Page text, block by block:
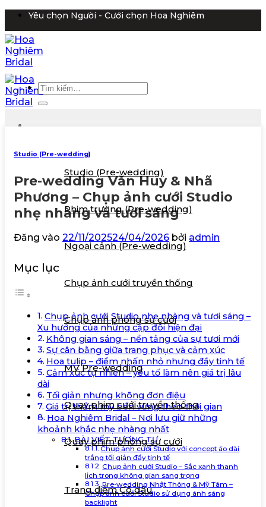
nội
dung
Yêu chọn Người - Cưới chọn Hoa Nghiêm
Chụp ảnh cưới
Studio (Pre-wedding)
Phim trường (Pre-wedding)
Ngoại cảnh (Pre-wedding)
Chụp ảnh cưới truyền thống
Chụp ảnh phóng sự cưới
Quay phim
MV Pre-wedding
Quay phim cưới truyền thống
Quay phim phóng sự cưới
Trang điểm Cô dâu
Tìm
kiếm:
Studio (Pre-wedding)
Pre-wedding Văn Huy & Nhã
Phương – Chụp ảnh cưới Studio
nhẹ nhàng và tươi sáng
Đăng vào 22/11/202524/04/2026 bởi admin
Mục lục
Chụp ảnh cưới Studio nhẹ nhàng và tươi sáng –
Xu hướng của những cặp đôi hiện đại
Không gian sáng – nền tảng của sự tươi mới
Sự cân bằng giữa trang phục và cảm xúc
Hoa tulip – điểm nhấn nhỏ nhưng đầy tinh tế
Cảm xúc tự nhiên – yếu tố làm nên giá trị lâu
dài
Tối giản nhưng không đơn điệu
Giá trị thẩm mỹ bền vững theo thời gian
Hoa Nghiêm Bridal – Nơi lưu giữ những
khoảnh khắc nhẹ nhàng nhất
BÀI VIẾT TƯƠNG TỰ
Chụp ảnh cưới Studio với concept áo dài
trắng tối giản đầy tinh tế
Chụp ảnh cưới Studio – Sắc xanh thanh
lịch trong không gian sang trọng
Pre-wedding Nhật Thông & Mỹ Tâm –
Chụp ảnh cưới Studio sử dụng ánh sáng
backlight